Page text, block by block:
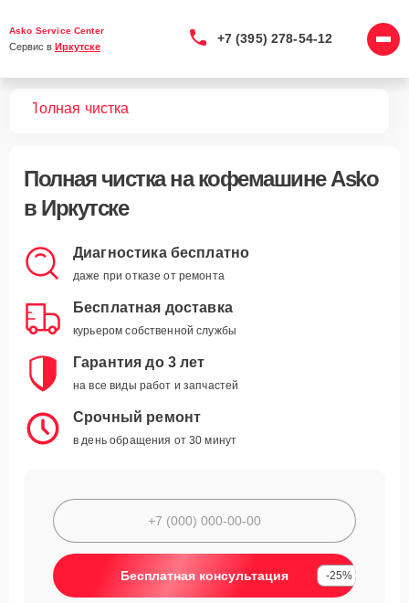
Asko Service Center
Сервис в Иркутске
+7 (395) 278-54-12
Полная чистка
Полная чисткана кофемашине Asko
в Иркутске
Диагностика бесплатно
даже при отказе от ремонта
Бесплатная доставка
курьером собственной службы
Гарантия до 3 лет
на все виды работ и запчастей
Срочный ремонт
в день обращения от 30 минут
Бесплатная консультация -25%